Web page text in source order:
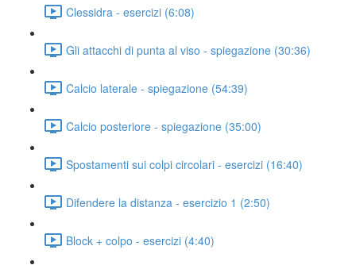
Clessidra - esercizi (6:08)
Gli attacchi di punta al viso - spiegazione (30:36)
Calcio laterale - spiegazione (54:39)
Calcio posteriore - spiegazione (35:00)
Spostamenti sui colpi circolari - esercizi (16:40)
Difendere la distanza - esercizio 1 (2:50)
Block + colpo - esercizi (4:40)